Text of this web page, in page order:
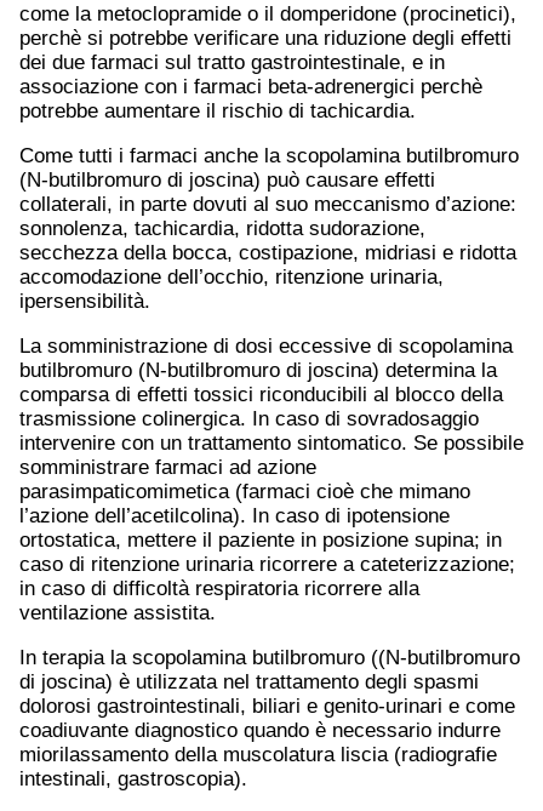
come la metoclopramide o il domperidone (procinetici),
perchè si potrebbe verificare una riduzione degli effetti
dei due farmaci sul tratto gastrointestinale, e in
associazione con i farmaci beta-adrenergici perchè
potrebbe aumentare il rischio di tachicardia.
Come tutti i farmaci anche la scopolamina butilbromuro
(N-butilbromuro di joscina) può causare effetti
collaterali, in parte dovuti al suo meccanismo d’azione:
sonnolenza, tachicardia, ridotta sudorazione,
secchezza della bocca, costipazione, midriasi e ridotta
accomodazione dell’occhio, ritenzione urinaria,
ipersensibilità.
La somministrazione di dosi eccessive di scopolamina
butilbromuro (N-butilbromuro di joscina) determina la
comparsa di effetti tossici riconducibili al blocco della
trasmissione colinergica. In caso di sovradosaggio
intervenire con un trattamento sintomatico. Se possibile
somministrare farmaci ad azione
parasimpaticomimetica (farmaci cioè che mimano
l’azione dell’acetilcolina). In caso di ipotensione
ortostatica, mettere il paziente in posizione supina; in
caso di ritenzione urinaria ricorrere a cateterizzazione;
in caso di difficoltà respiratoria ricorrere alla
ventilazione assistita.
In terapia la scopolamina butilbromuro ((N-butilbromuro
di joscina) è utilizzata nel trattamento degli spasmi
dolorosi gastrointestinali, biliari e genito-urinari e come
coadiuvante diagnostico quando è necessario indurre
miorilassamento della muscolatura liscia (radiografie
intestinali, gastroscopia).